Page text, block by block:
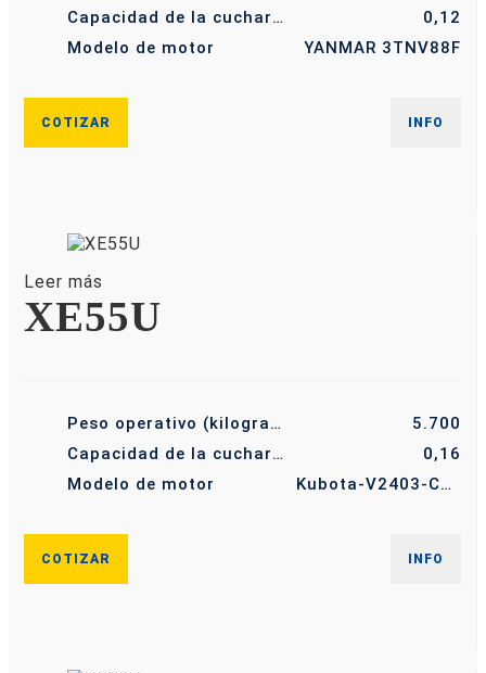
Capacidad de la cuchara (m³)
0,12
Modelo de motor
YANMAR 3TNV88F
COTIZAR INFO
Leer más
XE55U
Peso operativo (kilogramo)
5.700
Capacidad de la cuchara (m³)
0,16
Modelo de motor
Kubota-V2403-CR-E5B
COTIZAR INFO